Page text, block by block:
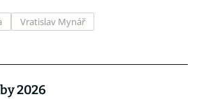
Vratislav Mynář
2026